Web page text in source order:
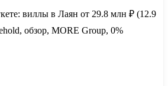
виллы в Лаян от 29.8 млн ₽ (12.9
обзор, MORE Group, 0%